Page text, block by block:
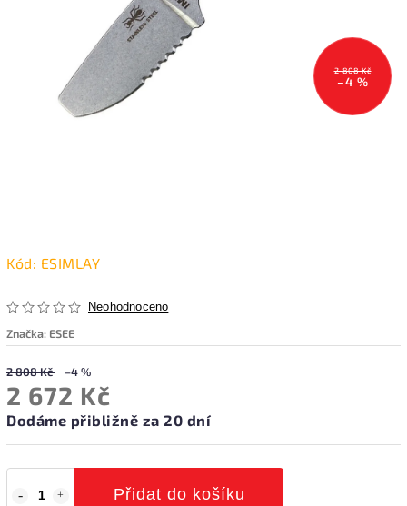
2 808 Kč
–4 %
Kód: ESIMLAY
Neohodnoceno
Značka: ESEE
2 808 Kč –4 %
2 672 Kč
Dodáme přibližně za 20 dní
Přidat do košíku